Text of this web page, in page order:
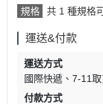
規格 共 1 種規格
運送&付款
運送方式
國際快遞
7-11
付款方式